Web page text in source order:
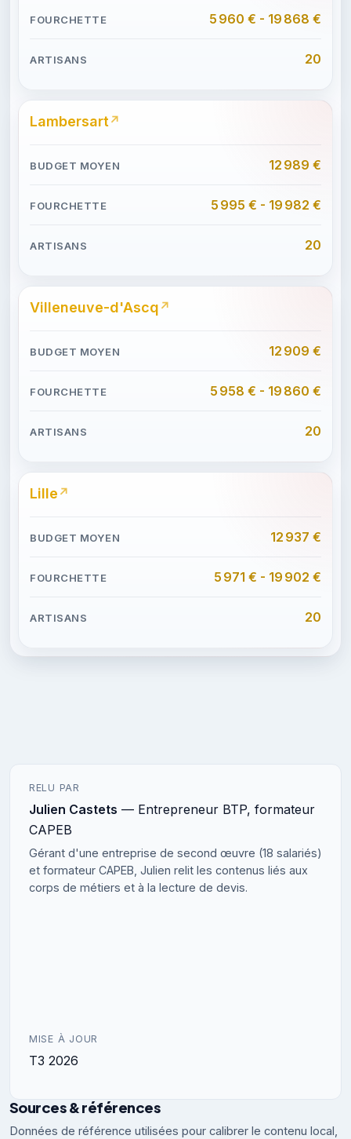
5 960 € - 19 868 €
20
Lambersart
12 989 €
5 995 € - 19 982 €
20
Villeneuve-d'Ascq
12 909 €
5 958 € - 19 860 €
20
Lille
12 937 €
5 971 € - 19 902 €
20
RELU PAR
Julien Castets — Entrepreneur BTP, formateur
CAPEB
Gérant d'une entreprise de second œuvre (18 salariés)
et formateur CAPEB, Julien relit les contenus liés aux
corps de métiers et à la lecture de devis.
MISE À JOUR
T3 2026
Sources & références
Données de référence utilisées pour calibrer le contenu local,